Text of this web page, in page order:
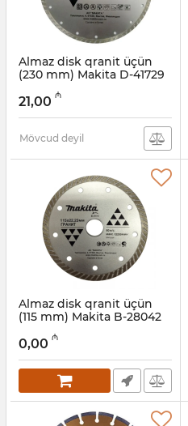
Almaz disk qranit üçün
(230 mm) Makita D-41729
004001135
21,00 ₼
Mövcud deyil
Almaz disk qranit üçün
(115 mm) Makita B-28042
004001132
0,00 ₼